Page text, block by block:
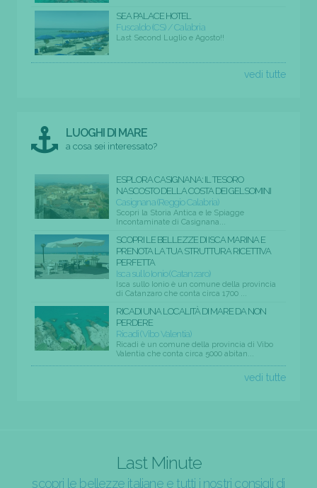
SEA PALACE HOTEL
Fuscaldo (CS) / Calabria
Last Second Luglio e Agosto!!
vedi tutte
LUOGHI DI MARE
a cosa sei interessato?
ESPLORA CASIGNANA: IL TESORO
NASCOSTO DELLA COSTA DEI GELSOMINI
Casignana (Reggio Calabria)
Scopri la Storia Antica e le Spiagge
Incontaminate di Casignana...
SCOPRI LE BELLEZZE DI ISCA MARINA E
PRENOTA LA TUA STRUTTURA RICETTIVA
PERFETTA
Isca sullo Ionio (Catanzaro)
Isca sullo Ionio è un comune della provincia
di Catanzaro che conta circa 1700 ...
RICADI UNA LOCALITÀ DI MARE DA NON
PERDERE
Ricadi (Vibo Valentia)
Ricadi è un comune della provincia di Vibo
Valentia che conta circa 5000 abitan...
vedi tutte
Last Minute
scopri le bellezze italiane e tutti i nostri consigli di